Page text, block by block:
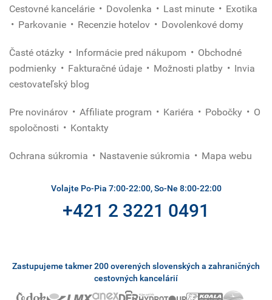
Cestovné kancelárie Dovolenka Last minute
Exotika
Parkovanie
Recenzie hotelov Dovolenkové domy
Časté otázky Informácie pred nákupom
Obchodné
podmienky
Fakturačné údaje Možnosti platby
Invia
cestovateľský blog
Pre novinárov Affiliate program Kariéra Pobočky
O
spoločnosti
Kontakty
Ochrana súkromia Nastavenie súkromia Mapa webu
Volajte Po-Pia 7:00-22:00, So-Ne 8:00-22:00
+421 2 3221 0491
Zastupujeme takmer 200 overených slovenských a zahraničných
cestovných kancelárií